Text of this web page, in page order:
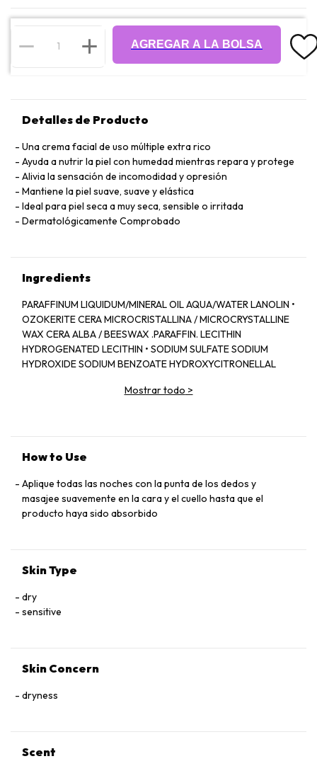
AGREGAR A LA BOLSA
Detalles de Producto
Una crema facial de uso múltiple extra rico
Ayuda a nutrir la piel con humedad mientras repara y protege
Alivia la sensación de incomodidad y opresión
Mantiene la piel suave, suave y elástica
Ideal para piel seca a muy seca, sensible o irritada
Dermatológicamente Comprobado
Ingredients
PARAFFINUM LIQUIDUM/MINERAL OIL AQUA/WATER LANOLIN •
OZOKERITE CERA MICROCRISTALLINA / MICROCRYSTALLINE
WAX CERA ALBA / BEESWAX .PARAFFIN. LECITHIN
HYDROGENATED LECITHIN • SODIUM SULFATE SODIUM
HYDROXIDE SODIUM BENZOATE HYDROXYCITRONELLAL
LINALOOL. BENZYL ALCOHOL CINNAMYL ALCOHOL. BENZYL
CITRAL • ALUMINUM STEARATE COUMARIN. GLYCINE SOJA
PARFUM/FRAGRANCE (F.L.L B48818/1)
Mostrar todo >
How to Use
Aplique todas las noches con la punta de los dedos y
masajee suavemente en la cara y el cuello hasta que el
producto haya sido absorbido
Skin Type
dry
sensitive
Skin Concern
dryness
Scent